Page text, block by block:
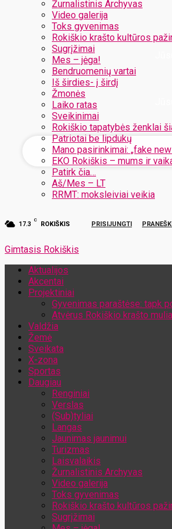
Žurnalistinis Archyvas
Video galerija
Toks gyvenimas
Rokiškio krašto kultūros
Sugrįžimai
Mes – jėga!
Bendruomenių vartai
Iš širdies- į širdį
Žmonės
Laiko ratas
Sveikinimai
Rokiškio tapatybės ženklai
Patriotai be lipdukų
Mano pasirinkimai: „fake
EKO Rokiškis – mums ir
Patirk čia…
Aš/Mes – LT
RRMT: moksleiviai veikia
17.3
C
ROKIŠKIS PRISIJUNGTI
Gimtasis Rokiškis
Aktualijos
Akcentai
Projektiniai
Gyvenimas paraštėse: tapk
Atvėrus Rokiškio krašto
Valdžia
Žemė
Sveikata
X-zona
Sportas
Daugiau
Renginiai
Verslas
(Sub)tyliai
Langas
Jaunimas jaunimui
Turizmas
Laisvalaikis
Žurnalistinis Archyvas
Video galerija
Toks gyvenimas
Rokiškio krašto kultūros
Sugrįžimai